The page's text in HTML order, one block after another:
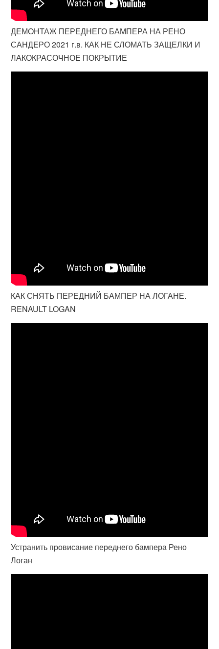
ДЕМОНТАЖ ПЕРЕДНЕГО БАМПЕРА НА РЕНО
САНДЕРО 2021 г.в. КАК НЕ СЛОМАТЬ ЗАЩЕЛКИ И
ЛАКОКРАСОЧНОЕ ПОКРЫТИЕ
КАК СНЯТЬ ПЕРЕДНИЙ БАМПЕР НА ЛОГАНЕ.
RENAULT LOGAN
Устранить провисание переднего бампера Рено
Логан